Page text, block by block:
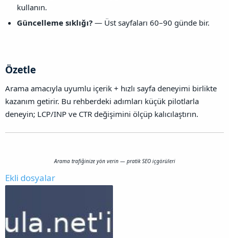
kullanın.
Güncelleme sıklığı? — Üst sayfaları 60–90 günde bir.
Özetle​
Arama amacıyla uyumlu içerik + hızlı sayfa deneyimi birlikte
kazanım getirir. Bu rehberdeki adımları küçük pilotlarla
deneyin; LCP/INP ve CTR değişimini ölçüp kalıcılaştırın.
Arama trafiğinize yön verin — pratik SEO içgörüleri
Ekli dosyalar